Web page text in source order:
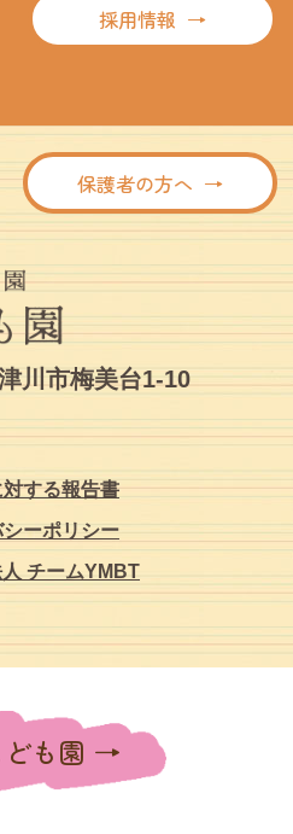
採用情報
保護者の方へ
川市梅美台1-10
対する報告書
ーポリシー
チームYMBT
も園